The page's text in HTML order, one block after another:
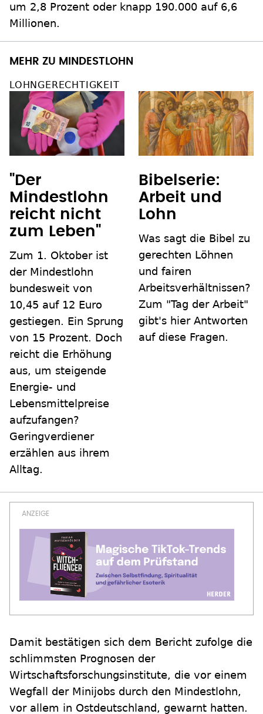
um 2,8 Prozent oder knapp 190.000 auf 6,6
Millionen.
MEHR ZU MINDESTLOHN
LOHNGERECHTIGKEIT
"Der
Mindestlohn
reicht nicht
zum Leben"
Zum 1. Oktober ist
der Mindestlohn
bundesweit von
10,45 auf 12 Euro
gestiegen. Ein Sprung
von 15 Prozent. Doch
reicht die Erhöhung
aus, um steigende
Energie- und
Lebensmittelpreise
aufzufangen?
Geringverdiener
erzählen aus ihrem
Alltag.
Bibelserie:
Arbeit und
Lohn
Was sagt die Bibel zu
gerechten Löhnen
und fairen
Arbeitsverhältnissen?
Zum "Tag der Arbeit"
gibt's hier Antworten
auf diese Fragen.
Damit bestätigen sich dem Bericht zufolge die
schlimmsten Prognosen der
Wirtschaftsforschungsinstitute, die vor einem
Wegfall der Minijobs durch den Mindestlohn,
vor allem in Ostdeutschland, gewarnt hatten.